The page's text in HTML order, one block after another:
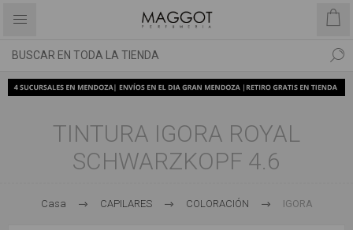
TINTURA IGORA ROYAL
SCHWARZKOPF 4.6
Casa CAPILARES COLORACIÓN IGORA